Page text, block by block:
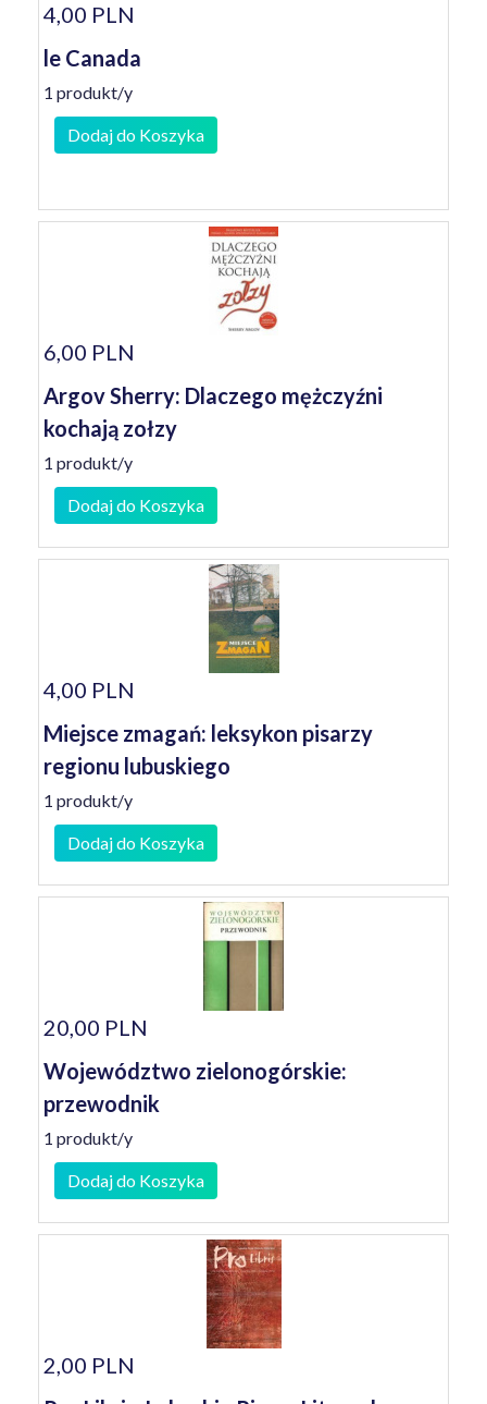
4,00 PLN
le Canada
1 produkt/y
Dodaj do Koszyka
6,00 PLN
Argov Sherry: Dlaczego mężczyźni
kochają zołzy
1 produkt/y
Dodaj do Koszyka
4,00 PLN
Miejsce zmagań: leksykon pisarzy
regionu lubuskiego
1 produkt/y
Dodaj do Koszyka
20,00 PLN
Województwo zielonogórskie:
przewodnik
1 produkt/y
Dodaj do Koszyka
2,00 PLN